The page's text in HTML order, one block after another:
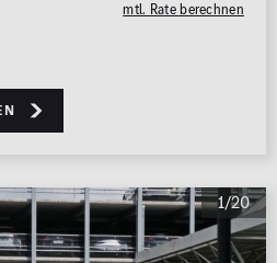
mtl. Rate berechnen
1/20